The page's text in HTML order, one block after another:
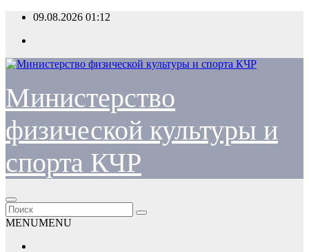
Перейти
содержимому
09.08.2026 01:12
Министерство
физической культуры и
спорта КЧР
MENUMENU